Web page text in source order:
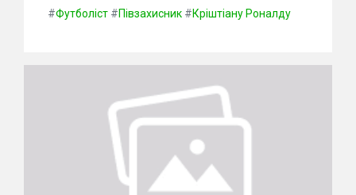
#Футболіст #Півзахисник #Кріштіану Роналду